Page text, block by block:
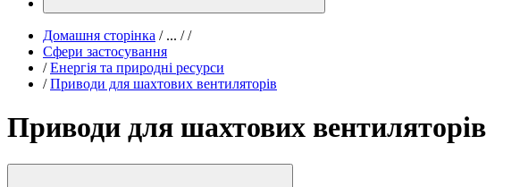
Домашня сторінка /... / /
Сфери застосування
/ Енергія та природні ресурси
/ Приводи для шахтових вентиляторів
Приводи для шахтових вентиляторів